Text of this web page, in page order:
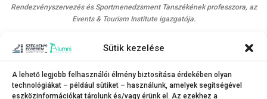
Sütik kezelése
A lehető legjobb felhasználói élmény biztosítása érdekében olyan
technológiákat – például sütiket – használunk, amelyek segítségével
eszközinformációkat tárolunk és/vagy érünk el. Az ezekhez a
Rendezvényszervezés és Sportmenedzsment Tanszékének professzora, az
Events & Tourism Institute igazgatója.
tudományos viták, köztük a fiatal kutatóknak szóló Next Generation
program keretében. A szakmai eseményt olyan rangos nemzetközi
kiadók is támogatták, mint az Emerald Publishing, a Springer Nature és a